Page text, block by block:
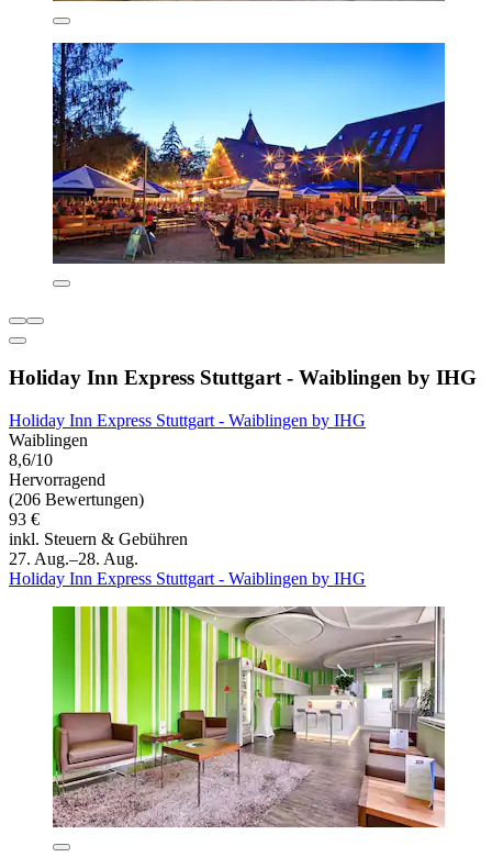
Holiday Inn Express Stuttgart - Waiblingen by IHG
Holiday Inn Express Stuttgart - Waiblingen by IHG
Waiblingen
8,6/10
Hervorragend
(206 Bewertungen)
93 €
inkl. Steuern & Gebühren
27. Aug.–28. Aug.
Holiday Inn Express Stuttgart - Waiblingen by IHG